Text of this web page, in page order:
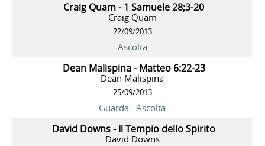
Craig Quam - 1 Samuele 28;3-20
Craig Quam
22/09/2013
Ascolta
Dean Malispina - Matteo 6:22-23
Dean Malispina
25/09/2013
Guarda Ascolta
David Downs - Il Tempio dello Spirito
David Downs